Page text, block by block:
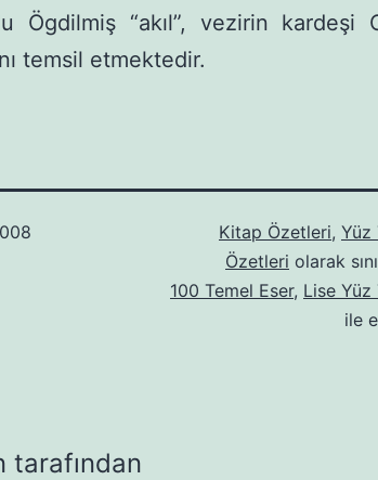
Ögdilmiş “akıl”, vezirin kardeşi
tem­sil etmektedir.
Kitap Özetleri, Yüz
Özetleri olarak
100 Temel Eser, Lise Yüz
ile
tarafından